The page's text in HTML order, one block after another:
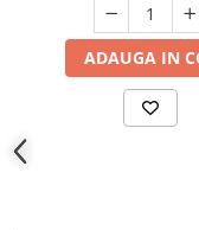
Hote bucatarie
Consumabile
Hote cupolare
Hote decorative
ADAUGA IN